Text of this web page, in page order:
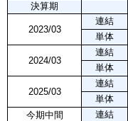
決算期
2023/03
連結
単体
2024/03
連結
単体
2025/03
連結
単体
今期中間
連結